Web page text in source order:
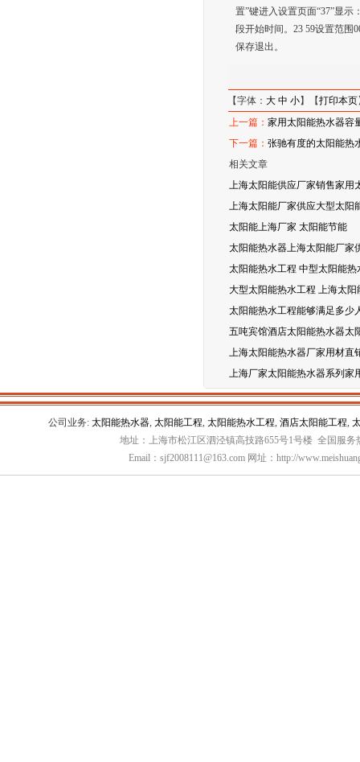
置”键进入设置页面“37”显
段开始时间。23 59设置范围
保存退出。
【字体：大 中 小】【打印本页
上一篇：家用太阳能热水器容
下一篇：张驰有度的太阳能热
相关文章
上海太阳能供应厂家销售家用
上海太阳能厂家供应大型太阳
太阳能上海厂家 太阳能节能
太阳能热水器上海太阳能厂家
太阳能热水工程 中型太阳能热
大型太阳能热水工程 上海太阳
太阳能热水工程能够满足多少
五吨宾馆酒店太阳能热水器太
上海太阳能热水器厂家用材直
上海厂家太阳能热水器系列家
公司业务: 太阳能热水器, 太阳能工程, 太阳能热水工程, 酒店太阳能工程,
地址：上海市松江区泗泾镇高技路655号1号楼 全国服务
Email：sjf2008111@163.com 网址：http://